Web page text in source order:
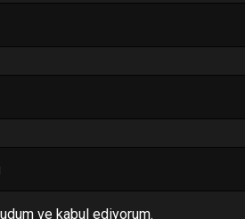
ve kabul ediyorum.